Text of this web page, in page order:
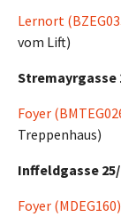
Lernort
vom Lift)
Stremayrgasse
Foyer
Treppenhaus)
Inffeldgasse
Foyer